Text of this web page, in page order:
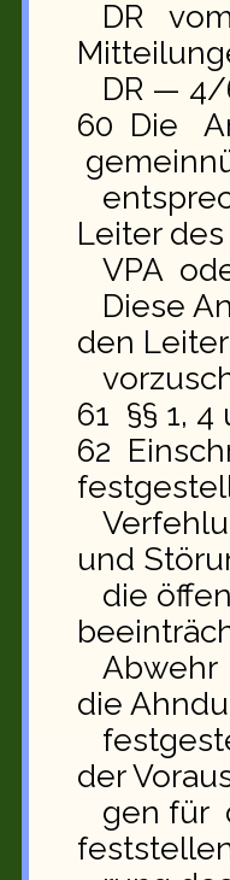
DR vom
DR — 4/
60 Die
Leiter
VPA
Diese
den
61 §§ 1, 4
62
und
die
Abwehr
die
der
gen für